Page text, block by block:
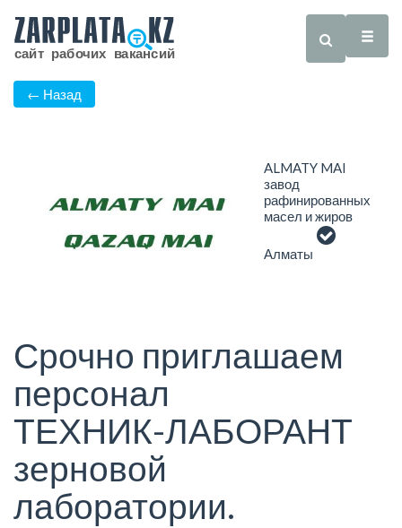
← Назад
ALMATY MAI
завод
рафинированных
масел и жиров
Алматы
Срочно приглашаем
персонал
ТЕХНИК-ЛАБОРАНТ
зерновой
лаборатории.